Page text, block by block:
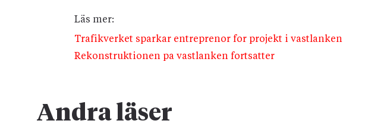
Läs mer:
Trafikverket sparkar entreprenor for projekt i vastlanken
Rekonstruktionen pa vastlanken fortsatter
Andra läser